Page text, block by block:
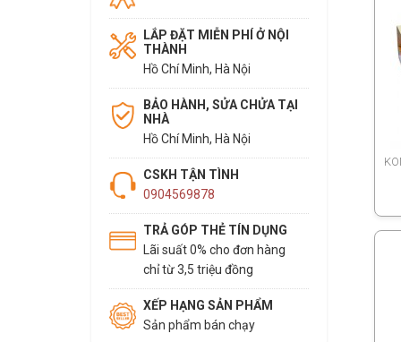
LẮP ĐẶT MIỄN PHÍ Ở NỘI
THÀNH
Hồ Chí Minh, Hà Nội
BẢO HÀNH, SỬA CHỬA TẠI
NHÀ
Hồ Chí Minh, Hà Nội
CSKH TẬN TÌNH
0904569878
TRẢ GÓP THẺ TÍN DỤNG
Lãi suất 0% cho đơn hàng
chỉ từ 3,5 triệu đồng
XẾP HẠNG SẢN PHẨM
Sản phẩm bán chạy